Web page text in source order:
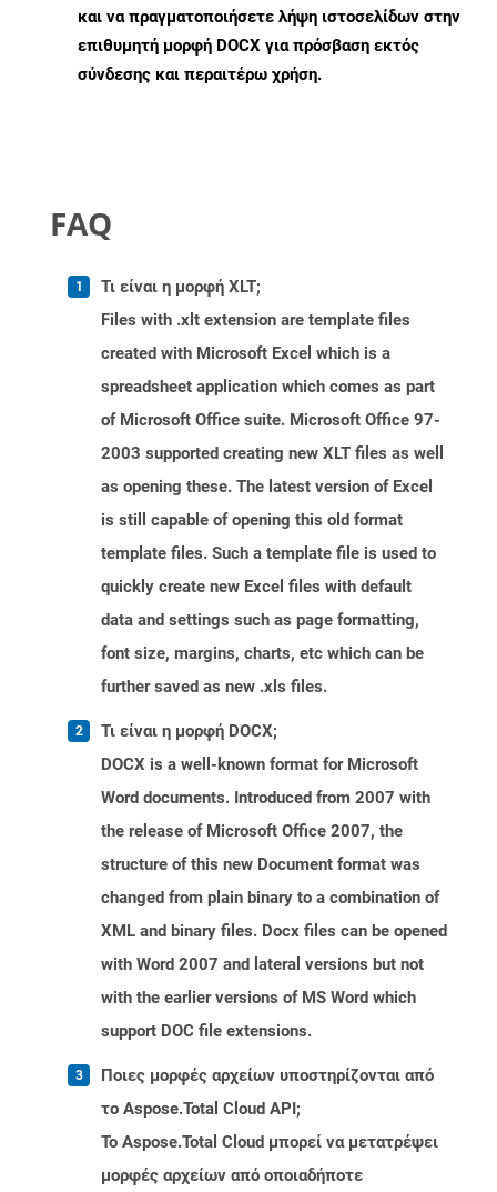
και να πραγματοποιήσετε λήψη ιστοσελίδων στην
επιθυμητή μορφή DOCX για πρόσβαση εκτός
σύνδεσης και περαιτέρω χρήση.
FAQ
Τι είναι η μορφή XLT;
Files with .xlt extension are template files
created with Microsoft Excel which is a
spreadsheet application which comes as part
of Microsoft Office suite. Microsoft Office 97-
2003 supported creating new XLT files as well
as opening these. The latest version of Excel
is still capable of opening this old format
template files. Such a template file is used to
quickly create new Excel files with default
data and settings such as page formatting,
font size, margins, charts, etc which can be
further saved as new .xls files.
Τι είναι η μορφή DOCX;
DOCX is a well-known format for Microsoft
Word documents. Introduced from 2007 with
the release of Microsoft Office 2007, the
structure of this new Document format was
changed from plain binary to a combination of
XML and binary files. Docx files can be opened
with Word 2007 and lateral versions but not
with the earlier versions of MS Word which
support DOC file extensions.
Ποιες μορφές αρχείων υποστηρίζονται από
το Aspose.Total Cloud API;
Το Aspose.Total Cloud μπορεί να μετατρέψει
μορφές αρχείων από οποιαδήποτε